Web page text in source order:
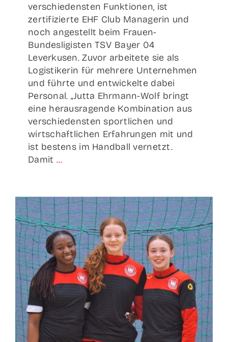
verschiedensten Funktionen, ist
zertifizierte EHF Club Managerin und
noch angestellt beim Frauen-
Bundesligisten TSV Bayer 04
Leverkusen. Zuvor arbeitete sie als
Logistikerin für mehrere Unternehmen
und führte und entwickelte dabei
Personal. „Jutta Ehrmann-Wolf bringt
eine herausragende Kombination aus
verschiedensten sportlichen und
wirtschaftlichen Erfahrungen mit und
ist bestens im Handball vernetzt.
Damit ...